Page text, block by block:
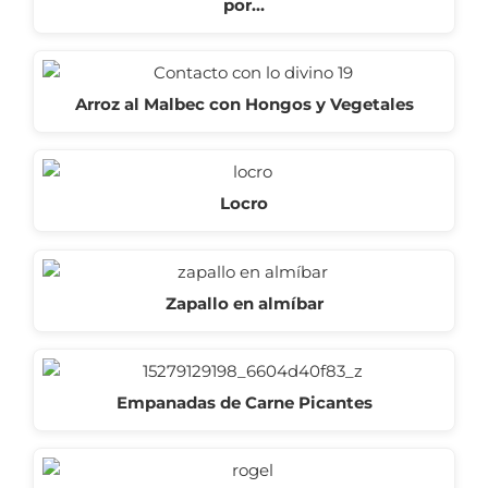
por…
Arroz al Malbec con Hongos y Vegetales
Locro
Zapallo en almíbar
Empanadas de Carne Picantes